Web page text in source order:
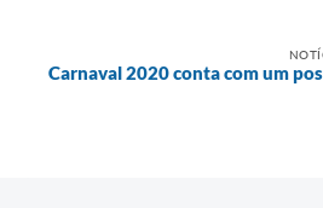
Carnaval 2020 conta com um